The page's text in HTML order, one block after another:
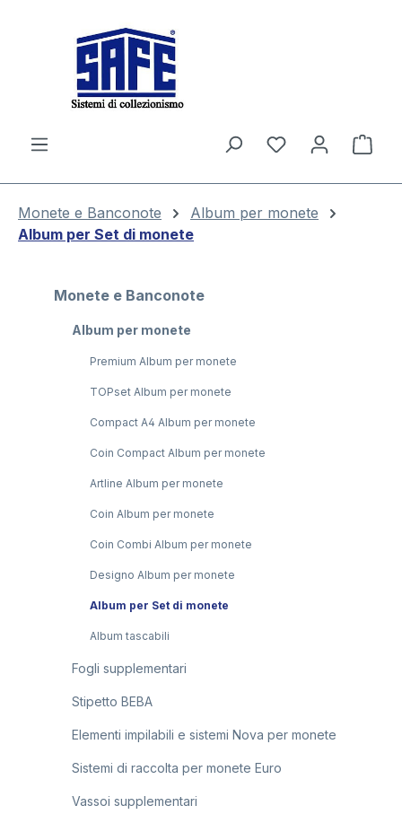
Il
Monete e Banconote
Album per monete
Album per Set di monete
Monete e Banconote
Album per monete
Premium Album per monete
TOPset Album per monete
Compact A4 Album per monete
Coin Compact Album per monete
Artline Album per monete
Coin Album per monete
Coin Combi Album per monete
Designo Album per monete
Album per Set di monete
Album tascabili
Fogli supplementari
Stipetto BEBA
Elementi impilabili e sistemi Nova per monete
Sistemi di raccolta per monete Euro
Vassoi supplementari